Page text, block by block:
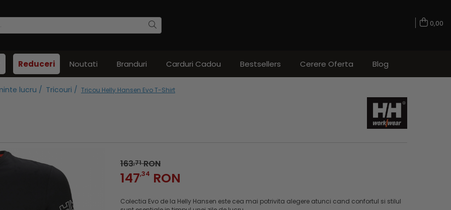
0,00
Reduceri Noutati Branduri Carduri Cadou Bestsellers Cerere Oferta Blog
lucru / Tricouri / Tricou Helly Hansen Evo T-Shirt
163,71RON
147,34 RON
Colectia Evo de la Helly Hansen este cea mai potrivita alegere atunci cand confortul si stilul